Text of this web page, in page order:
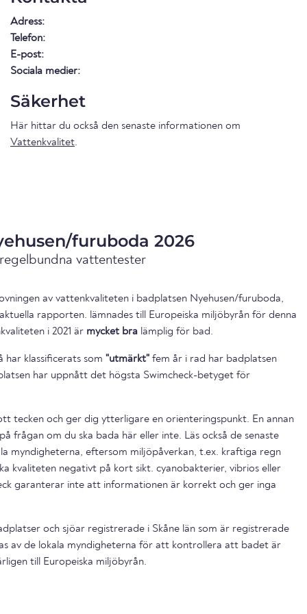
Adress:
Telefon:
E-post:
Sociala medier:
Säkerhet
Här hittar du också den senaste informationen om
Vattenkvalitet.
furuboda 2026
vattentester
av vattenkvaliteten i badplatsen Nyehusen/furuboda,
rapporten. lämnades till Europeiska miljöbyrån för denna
i 2021 är mycket bra lämplig för bad.
har klassificerats som "utmärkt" fem år i rad har badplatsen
har uppnått det högsta Swimcheck-betyget för
tecken och ger dig ytterligare en orienteringspunkt. En annan
frågan om du ska bada här eller inte. Läs också de senaste
myndigheterna, eftersom miljöpåverkan, t.ex. kraftiga regn
kvaliteten negativt på kort sikt. cyanobakterier, vibrios eller
garanterar inte att informationen är korrekt och ger inga
och sjöar registrerade i Skåne län som är registrerade
av de lokala myndigheterna för att kontrollera att badet är
till Europeiska miljöbyrån.